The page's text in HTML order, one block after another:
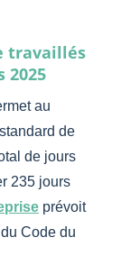
travaillés
2025
au
de
de jours
235 jours
prévoit
Code du